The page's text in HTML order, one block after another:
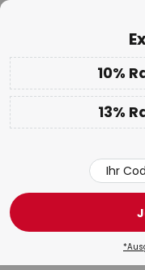
Nur
10% ab CHF 149 &
WOW
Design
10%
13%
Ihr